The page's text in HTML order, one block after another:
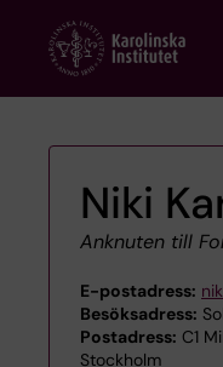
content
Niki
Anknuten till
E-postadress:
Besöksadress:
Postadress: C1
Stockholm